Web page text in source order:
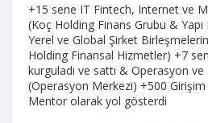
+15 sene IT Fintech, Internet ve
(Koç Holding Finans Grubu &
Yerel ve Global Şirket
Holding Finansal Hizmetler) +7
kurguladı ve sattı & Operasyon ve
(Operasyon Merkezi) +500
Mentor olarak yol gösterdi